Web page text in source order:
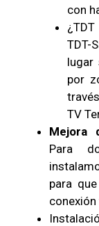
con
TDT-
lugar
por
TV
Mejora
Para
para